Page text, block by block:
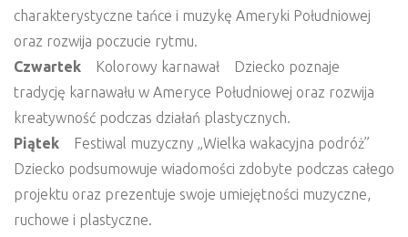
charakterystyczne tańce i muzykę Ameryki Południowej
oraz rozwija poczucie rytmu.
Czwartek Kolorowy karnawał Dziecko poznaje
tradycję karnawału w Ameryce Południowej oraz rozwija
kreatywność podczas działań plastycznych.
Piątek
Festiwal muzyczny „Wielka wakacyjna podróż”
Dziecko podsumowuje wiadomości zdobyte podczas całego
projektu oraz prezentuje swoje umiejętności muzyczne,
ruchowe i plastyczne.